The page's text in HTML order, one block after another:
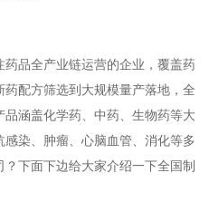
品全产业链运营的企业‌，覆盖药
配方筛选到大规模量产落地，全
涵盖化学药、中药、生物药等大
染、肿瘤、心脑血管、消化等多
下面下边给大家介绍一下全国制